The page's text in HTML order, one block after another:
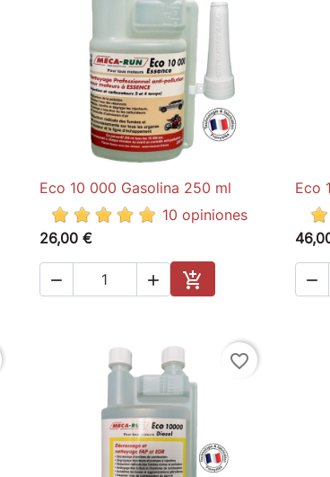
 Quick view
Eco 10 000 Gasolina 250 ml
10 opiniones
26,00 €
  
Add to cart
Eco

favorite_border